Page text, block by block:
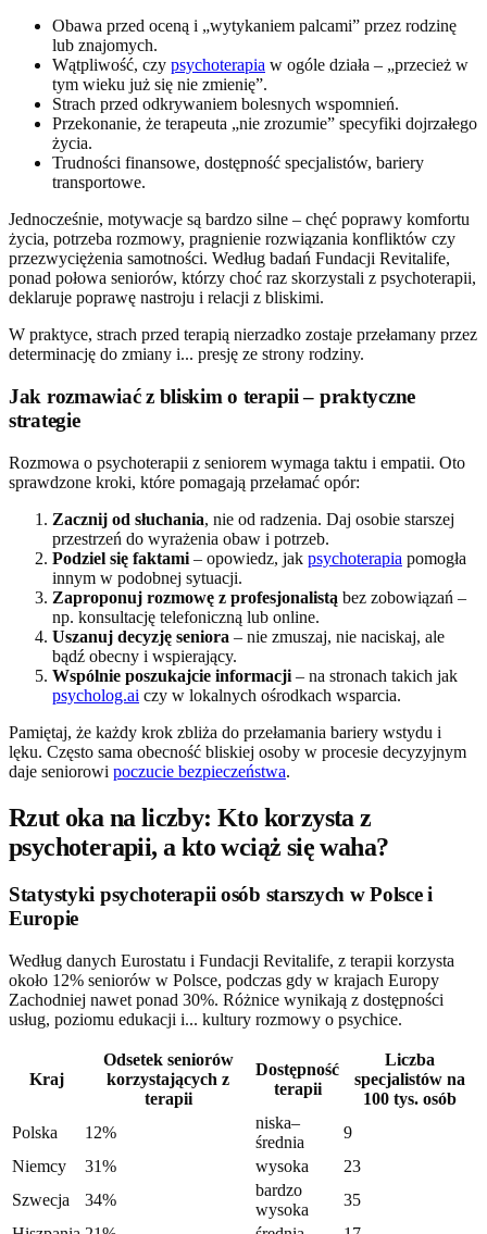
Obawa przed oceną i „wytykaniem palcami” przez rodzinę
lub znajomych.
Wątpliwość, czy psychoterapia w ogóle działa – „przecież w
tym wieku już się nie zmienię”.
Strach przed odkrywaniem bolesnych wspomnień.
Przekonanie, że terapeuta „nie zrozumie” specyfiki dojrzałego
życia.
Trudności finansowe, dostępność specjalistów, bariery
transportowe.
Jednocześnie, motywacje są bardzo silne – chęć poprawy komfortu
życia, potrzeba rozmowy, pragnienie rozwiązania konfliktów czy
przezwyciężenia samotności. Według badań Fundacji Revitalife,
ponad połowa seniorów, którzy choć raz skorzystali z psychoterapii,
deklaruje poprawę nastroju i relacji z bliskimi.
W praktyce, strach przed terapią nierzadko zostaje przełamany przez
determinację do zmiany i... presję ze strony rodziny.
Jak rozmawiać z bliskim o terapii – praktyczne
strategie
Rozmowa o psychoterapii z seniorem wymaga taktu i empatii. Oto
sprawdzone kroki, które pomagają przełamać opór:
Zacznij od słuchania, nie od radzenia. Daj osobie starszej
przestrzeń do wyrażenia obaw i potrzeb.
Podziel się faktami – opowiedz, jak psychoterapia pomogła
innym w podobnej sytuacji.
Zaproponuj rozmowę z profesjonalistą bez zobowiązań –
np. konsultację telefoniczną lub online.
Uszanuj decyzję seniora – nie zmuszaj, nie naciskaj, ale
bądź obecny i wspierający.
Wspólnie poszukajcie informacji – na stronach takich jak
psycholog.ai czy w lokalnych ośrodkach wsparcia.
Pamiętaj, że każdy krok zbliża do przełamania bariery wstydu i
lęku. Często sama obecność bliskiej osoby w procesie decyzyjnym
daje seniorowi poczucie bezpieczeństwa.
Rzut oka na liczby: Kto korzysta z
psychoterapii, a kto wciąż się waha?
Statystyki psychoterapii osób starszych w Polsce i
Europie
Według danych Eurostatu i Fundacji Revitalife, z terapii korzysta
około 12% seniorów w Polsce, podczas gdy w krajach Europy
Zachodniej nawet ponad 30%. Różnice wynikają z dostępności
usług, poziomu edukacji i... kultury rozmowy o psychice.
Kraj
Odsetek seniorów
korzystających z
terapii
Dostępność
terapii
Liczba
specjalistów na
100 tys. osób
Polska
12%
niska–
średnia
9
Niemcy
31% wysoka
23
Szwecja
34%
bardzo
wysoka
35